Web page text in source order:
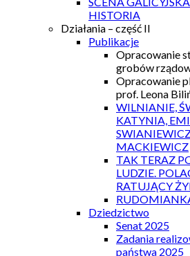
HISTORIA
Działania – część II
Publikacje
Opracowanie
grobów
Opracowanie
prof. Leona
WILNIANIE,
KATYNIA,
MACKIEWICZ
TAK TERAZ
LUDZIE.
RATUJĄCY
Dziedzictwo
Senat 2025
Zadania
państwa 2025